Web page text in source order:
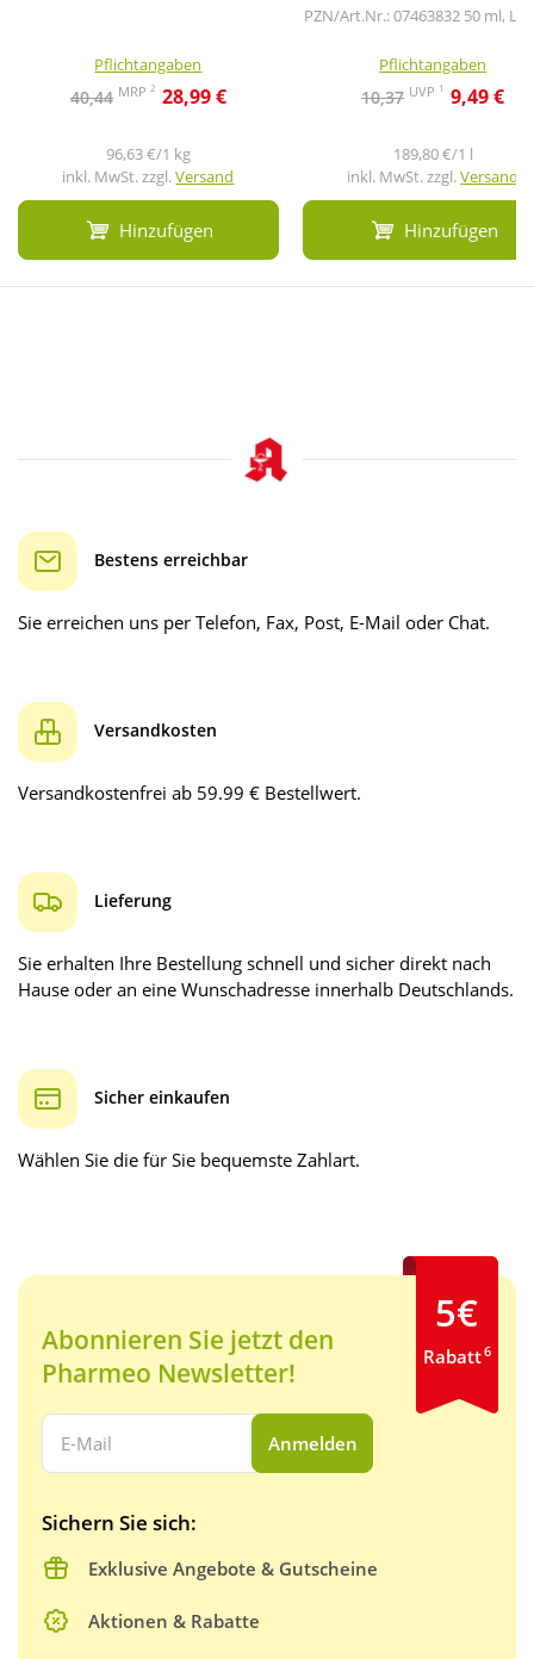
Pflichtangaben
40,44 MRP 2 28,99 €
96,63 €/1 kg
inkl. MwSt. zzgl.Versand
Hinzufügen
PZN/Art.Nr.: 07463832 50 ml,
Pflichtangaben
10,37 UVP 1 9,49 €
189,80 €/1 l
inkl. MwSt. zzgl.Versand
Hinzufügen
Bestens erreichbar
Sie erreichen uns per Telefon, Fax, Post, E-Mail oder Chat.
Versandkosten
Versandkostenfrei ab 59.99 € Bestellwert.
Lieferung
Sie erhalten Ihre Bestellung schnell und sicher direkt nach
Hause oder an eine Wunschadresse innerhalb Deutschlands.
Sicher einkaufen
Wählen Sie die für Sie bequemste Zahlart.
Abonnieren Sie jetzt den
Pharmeo Newsletter!
Ihre E-Mail Adresse:
Anmelden
Sichern Sie sich:
Exklusive Angebote & Gutscheine
Aktionen & Rabatte
5€
Rabatt6